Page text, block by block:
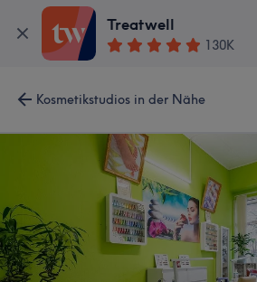
Treatwell
130K
Kosmetikstudios in der Nähe